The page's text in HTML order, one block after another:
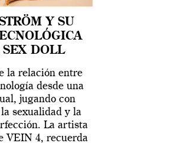
Y SU
DOLL
la relación entre
desde una
jugando con
sexualidad y la
La artista
VEIN 4, recuerda